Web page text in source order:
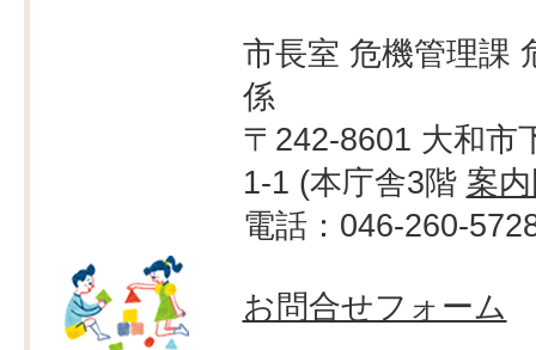
市長室 危機管理課
係
〒242-8601 大和市
1-1 (本庁舎3階 案
電話：046-260-
お問合せフォーム